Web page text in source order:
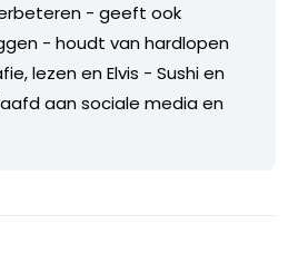
- geeft ook
- houdt van hardlopen
lezen en Elvis - Sushi en
aan sociale media en